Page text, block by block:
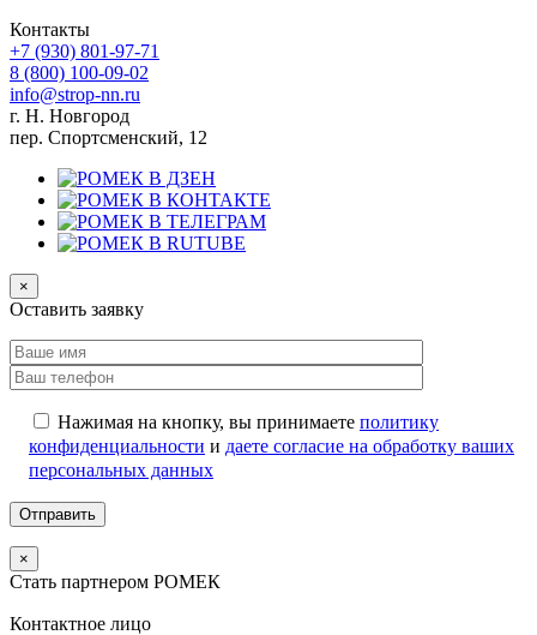
Контакты
+7 (930) 801-97-71
8 (800) 100-09-02
info@strop-nn.ru
г. Н. Новгород
пер. Спортсменский, 12
×
Оставить заявку
Нажимая на кнопку, вы принимаете политику
конфиденциальности и даете согласие на обработку ваших
персональных данных
×
Стать партнером РОМЕК
Контактное лицо